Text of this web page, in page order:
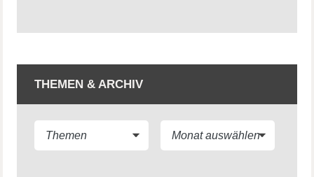
THEMEN & ARCHIV